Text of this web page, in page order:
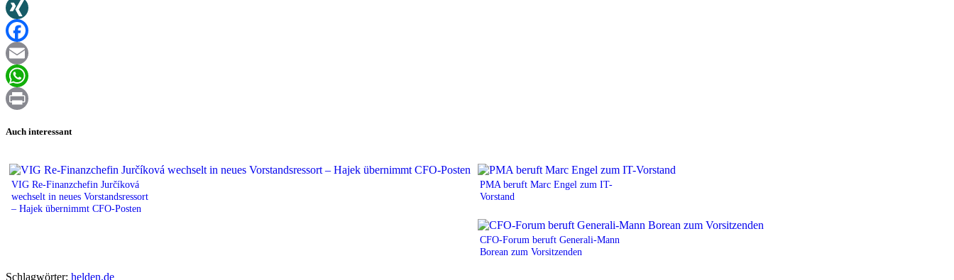
Twitter
XING
Facebook
Email
WhatsApp
Auch interessant
VIG Re-Finanzchefin Jurčíková
wechselt in neues Vorstandsressort
– Hajek übernimmt CFO-Posten
PMA beruft Marc Engel zum IT-
Vorstand
CFO-Forum beruft Generali-Mann
Borean zum Vorsitzenden
Schlagwörter: helden.de